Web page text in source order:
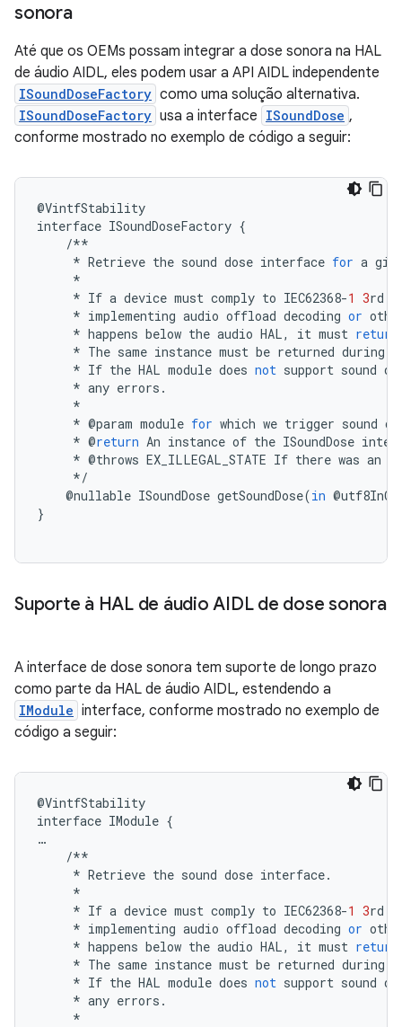
sonora
Até que os OEMs possam integrar a dose sonora na HAL
de áudio AIDL, eles podem usar a API AIDL independente
ISoundDoseFactory como uma solução alternativa.
ISoundDoseFactory usa a interface ISoundDose ,
conforme mostrado no exemplo de código a seguir:
@VintfStability
interface ISoundDoseFactory {
/**
* Retrieve the sound dose interface for a
*
* If a device must comply to IEC62368-1 3rd
* implementing audio offload decoding or
* happens below the audio HAL, it must return
* The same instance must be returned during
* If the HAL module does not support sound
* any errors .
*
* @param module for which we trigger sound
* @return An instance of the ISoundDose
* @throws EX_ILLEGAL_STATE If there was an
*/
@nullable ISoundDose getSoundDose(in @
}
Suporte à HAL de áudio AIDL de dose sonora
A interface de dose sonora tem suporte de longo prazo
como parte da HAL de áudio AIDL, estendendo a
IModule interface, conforme mostrado no exemplo de
código a seguir:
@VintfStability
interface IModule {
…
/**
* Retrieve the sound dose interface.
*
* If a device must comply to IEC62368-1 3rd
* implementing audio offload decoding or
* happens below the audio HAL, it must return
* The same instance must be returned during
* If the HAL module does not support sound
* any errors .
*